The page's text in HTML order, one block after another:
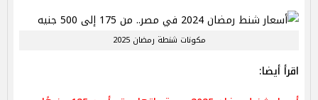
مكونات شنطة رمضان 2025
اقرأ أيضا: